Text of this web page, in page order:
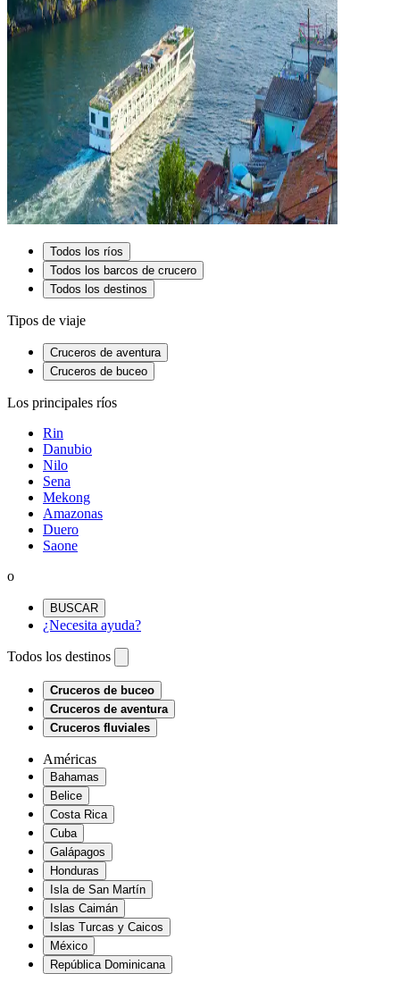
Todos los ríos
Todos los barcos de crucero
Todos los destinos
Tipos de viaje
Cruceros de aventura
Cruceros de buceo
Los principales ríos
Rin
Danubio
Nilo
Sena
Mekong
Amazonas
Duero
Saone
o
BUSCAR
¿Necesita ayuda?
Todos los destinos
Cruceros de buceo
Cruceros de aventura
Cruceros fluviales
Américas
Bahamas
Belice
Costa Rica
Cuba
Galápagos
Honduras
Isla de San Martín
Islas Caimán
Islas Turcas y Caicos
México
República Dominicana